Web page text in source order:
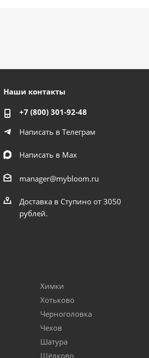
Наши контакты
+7 (800) 301-92-48
Написать в Телеграм
Написать в Мах
manager@mybloom.ru
Доставка в Ступино от 3050
рублей.
Химки
Хотьково
Черноголовка
Чехов
Шатура
Щёлково